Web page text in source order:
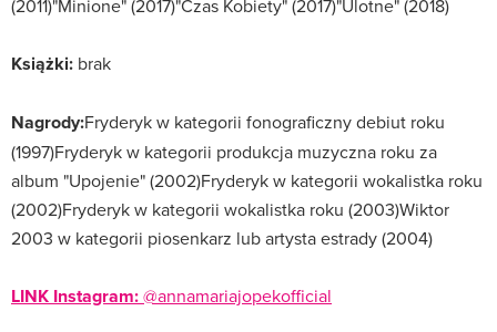
(2011)"Minione" (2017)"Czas Kobiety" (2017)"Ulotne" (2018)
Książki: brak
Nagrody:Fryderyk w kategorii fonograficzny debiut roku
(1997)Fryderyk w kategorii produkcja muzyczna roku za
album "Upojenie" (2002)Fryderyk w kategorii wokalistka roku
(2002)Fryderyk w kategorii wokalistka roku (2003)Wiktor
2003 w kategorii piosenkarz lub artysta estrady (2004)
LINK Instagram:@annamariajopekofficial